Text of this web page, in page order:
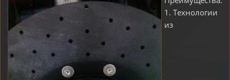
1. Технологии
из